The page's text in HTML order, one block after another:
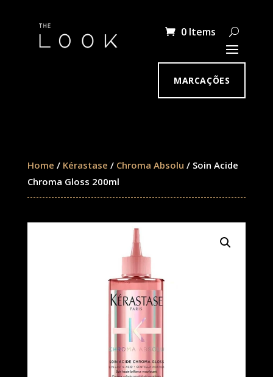
0 Items
MARCAÇÕES
Home / Kérastase / Chroma Absolu / Soin Acide
Chroma Gloss 200ml